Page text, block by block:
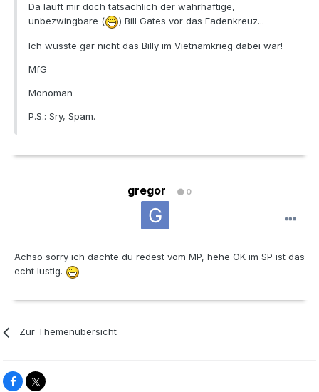
Da läuft mir doch tatsächlich der wahrhaftige,
unbezwingbare (
) Bill Gates vor das Fadenkreuz...
Ich wusste gar nicht das Billy im Vietnamkrieg dabei war!
MfG
Monoman
P.S.: Sry, Spam.
gregor 0
Achso sorry ich dachte du redest vom MP, hehe OK im SP ist das
echt lustig.
Zur Themenübersicht